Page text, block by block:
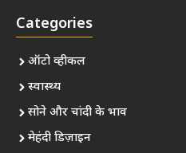
Categories
ऑटो व्हीकल
स्वास्थ्य
सोने और चांदी के भाव
मेहंदी डिज़ाइन